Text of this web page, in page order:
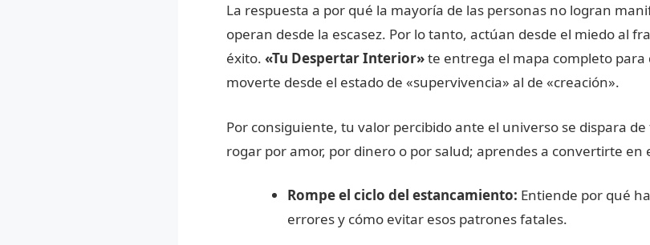
La respuesta a por qué la mayoría de las personas no logran
operan desde la escasez. Por lo tanto, actúan desde el miedo al
éxito. «Tu Despertar Interior»te entrega el mapa completo
moverte desde el estado de «supervivencia» al de «creación».
Por consiguiente, tu valor percibido ante el universo se dispara
rogar por amor, por dinero o por salud; aprendes a convertirte en
Rompe el ciclo del estancamiento: Entiende por qué
errores y cómo evitar esos patrones fatales.